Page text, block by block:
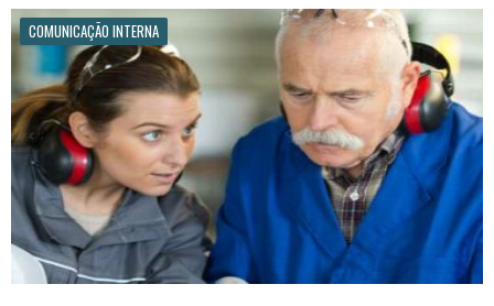
COMUNICAÇÃO INTERNA